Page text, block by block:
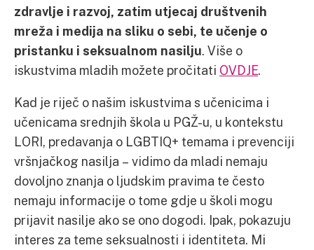
zdravlje i razvoj, zatim utjecaj društvenih
mreža i medija na sliku o sebi, te učenje o
pristanku i seksualnom nasilju. Više o
iskustvima mladih možete pročitati OVDJE.
Kad je riječ o našim iskustvima s učenicima i
učenicama srednjih škola u PGŽ-u, u kontekstu
LORI, predavanja o LGBTIQ+ temama i prevenciji
vršnjačkog nasilja – vidimo da mladi nemaju
dovoljno znanja o ljudskim pravima te često
nemaju informacije o tome gdje u školi mogu
prijavit nasilje ako se ono dogodi. Ipak, pokazuju
interes za teme seksualnosti i identiteta. Mi